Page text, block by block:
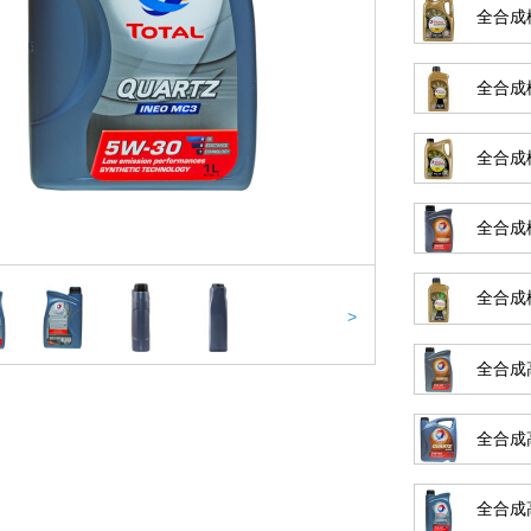
>
全合成
全合成
全合成
全合成
全合成
全合成
全合成
全合成